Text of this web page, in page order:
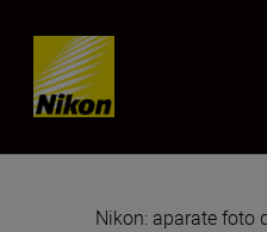
Skip content
Nikon: aparate foto